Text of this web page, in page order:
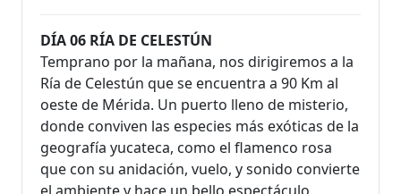
DÍA 06 RÍA DE CELESTÚN
Temprano por la mañana, nos dirigiremos a la
Ría de Celestún que se encuentra a 90 Km al
oeste de Mérida. Un puerto lleno de misterio,
donde conviven las especies más exóticas de la
geografía yucateca, como el flamenco rosa
que con su anidación, vuelo, y sonido convierte